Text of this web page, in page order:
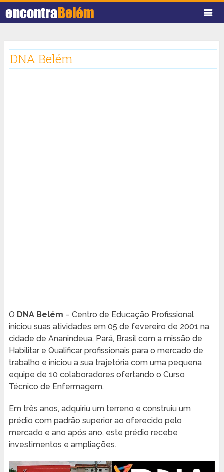
DNA Belém
O DNA Belém – Centro de Educação Profissional
iniciou suas atividades em 05 de fevereiro de 2001 na
cidade de Ananindeua, Pará, Brasil com a missão de
Habilitar e Qualificar profissionais para o mercado de
trabalho e iniciou a sua trajetória com uma pequena
equipe de 10 colaboradores ofertando o Curso
Técnico de Enfermagem.
Em três anos, adquiriu um terreno e construiu um
prédio com padrão superior ao oferecido pelo
mercado e ano após ano, este prédio recebe
investimentos e ampliações.